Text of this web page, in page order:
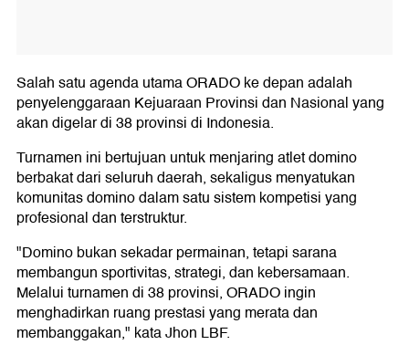
Salah satu agenda utama ORADO ke depan adalah
penyelenggaraan Kejuaraan Provinsi dan Nasional yang
akan digelar di 38 provinsi di Indonesia.
Turnamen ini bertujuan untuk menjaring atlet domino
berbakat dari seluruh daerah, sekaligus menyatukan
komunitas domino dalam satu sistem kompetisi yang
profesional dan terstruktur.
"Domino bukan sekadar permainan, tetapi sarana
membangun sportivitas, strategi, dan kebersamaan.
Melalui turnamen di 38 provinsi, ORADO ingin
menghadirkan ruang prestasi yang merata dan
membanggakan," kata Jhon LBF.